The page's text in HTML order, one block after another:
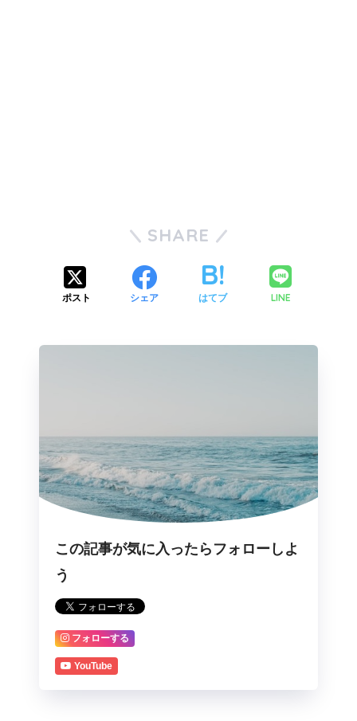
SHARE
ポスト シェア はてブ LINE
この記事が気に入ったらフォローしよ
う
フォローする
YouTube